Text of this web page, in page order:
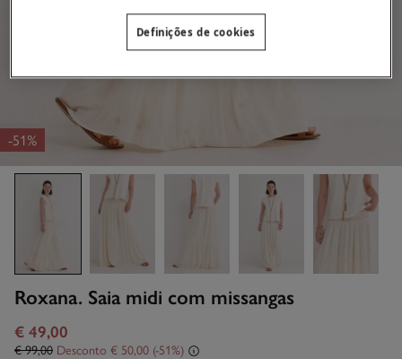
-51%
Roxana. Saia midi com missangas
€ 49,00
€ 99,00 Desconto € 50,00 51
Definições de cookies